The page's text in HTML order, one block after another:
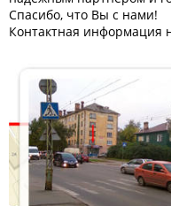
Спасибо, что Вы с нами!
Контактная информация